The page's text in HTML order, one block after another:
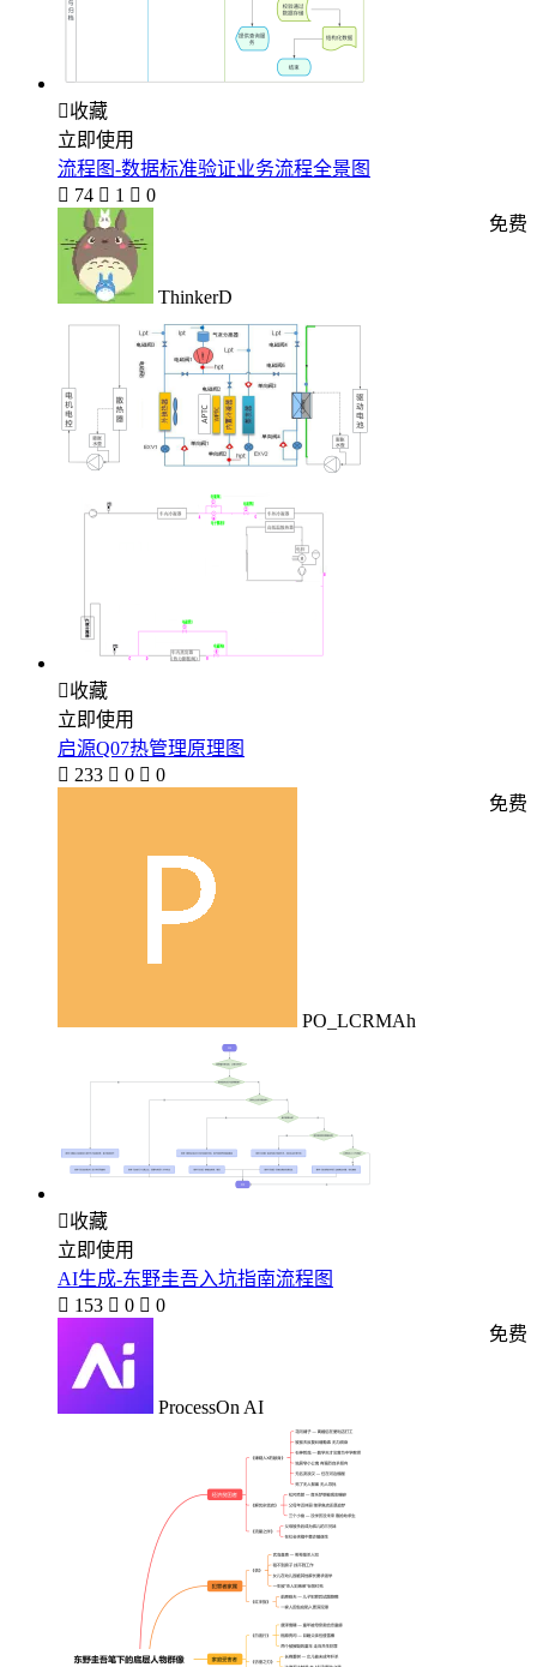
收藏
立即使用
流程图-数据标准验证业务流程全景图
 74  1  0
ThinkerD
免费
收藏
立即使用
启源Q07热管理原理图
 233  0  0
PO_LCRMAh
免费
收藏
立即使用
AI生成-东野圭吾入坑指南流程图
 153  0  0
ProcessOn AI
免费